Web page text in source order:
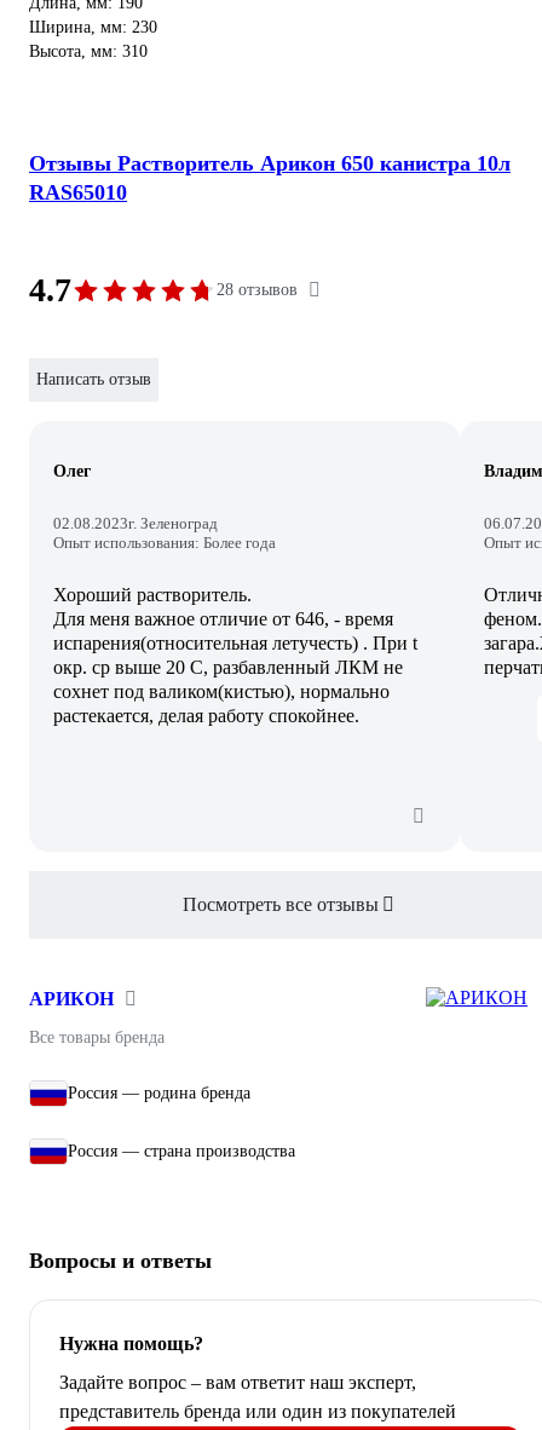
Ширина, мм: 230
Высота, мм: 310
Отзывы Растворитель Арикон 650 канистра 10л
RAS65010
4.7 28 отзывов
Написать отзыв
Олег
02.08.2023г. Зеленоград
Опыт использования: Более года
Хороший растворитель.
Для меня важное отличие от 646, - время
испарения(относительная летучесть) . При t
окр. ср выше 20 С, разбавленный ЛКМ не
сохнет под валиком(кистью), нормально
растекается, делая работу спокойнее.
Опыт
Посмотреть все отзывы
АРИКОН
Все товары бренда
Россия — родина бренда
Россия — страна производства
Вопросы и ответы
Нужна помощь?
Задайте вопрос – вам ответит наш эксперт,
представитель бренда или один из покупателей